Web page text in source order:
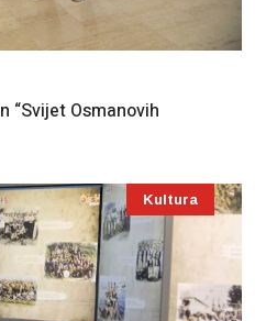
“Svijet Osmanovih
Kultura